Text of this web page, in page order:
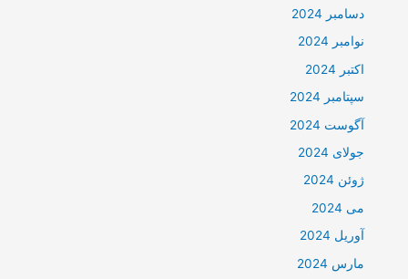
دسامبر 2024
نوامبر 2024
اکتبر 2024
سپتامبر 2024
آگوست 2024
جولای 2024
ژوئن 2024
می 2024
آوریل 2024
مارس 2024